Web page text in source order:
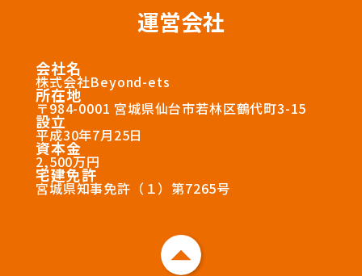
運営会社
会社名
株式会社Beyond-ets
所在地
〒984-0001 宮城県仙台市若林区鶴代町3-15
設立
平成30年7月25日
資本金
2,500万円
宅建免許
宮城県知事免許（１）第7265号